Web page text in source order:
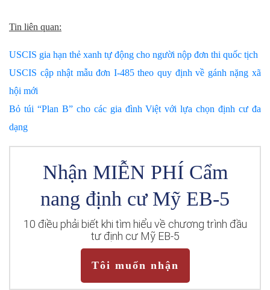
Tin liên quan:
USCIS gia hạn thẻ xanh tự động cho người nộp đơn thi quốc tịch
USCIS cập nhật mẫu đơn I-485 theo quy định về gánh nặng xã
hội mới
Bỏ túi “Plan B” cho các gia đình Việt với lựa chọn định cư đa
dạng
Nhận MIỄN PHÍ Cẩm
nang định cư Mỹ EB-5
10 điều phải biết khi tìm hiểu về chương trình đầu
tư định cư Mỹ EB-5
Tôi muốn nhận